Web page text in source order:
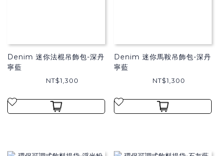
Denim 迷你法棍吊飾包-深丹
寧藍
NT$1,300
Denim 迷你馬鞍吊飾包-深丹
寧藍
NT$1,300